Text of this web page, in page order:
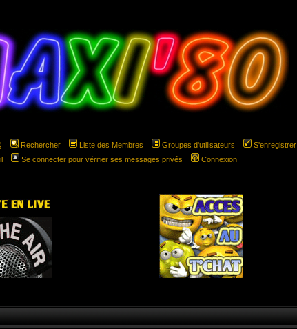
Rechercher Liste des Membres Groupes d'utilisateurs
S'enregistrer
Se connecter pour vérifier ses messages privés Connexion